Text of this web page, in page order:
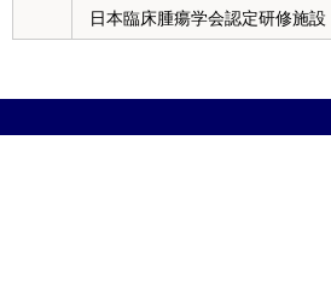
日本臨床腫瘍学会認定研修施設